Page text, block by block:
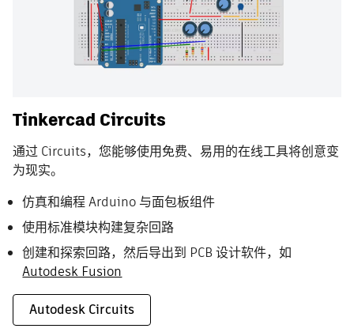
Tinkercad Circuits
通过 Circuits，您能够使用免费、易用的在线工具将创意变
为现实。
仿真和编程 Arduino 与面包板组件
使用标准模块构建复杂回路
创建和探索回路，然后导出到 PCB 设计软件，如
Autodesk Fusion
Autodesk Circuits